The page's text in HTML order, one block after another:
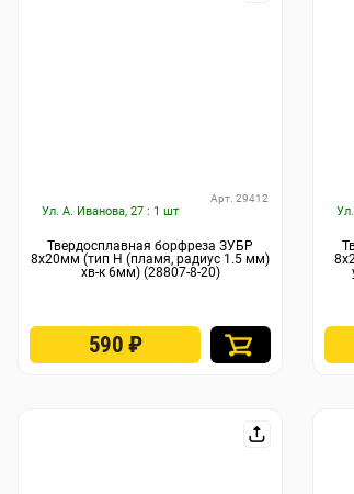
Ул. А. Иванова, 27 : 1 шт
Арт. 29412
Твердосплавная борфреза ЗУБР
8х20мм (тип H (пламя, радиус 1.5 мм)
хв-к 6мм) (28807-8-20)
590 ₽